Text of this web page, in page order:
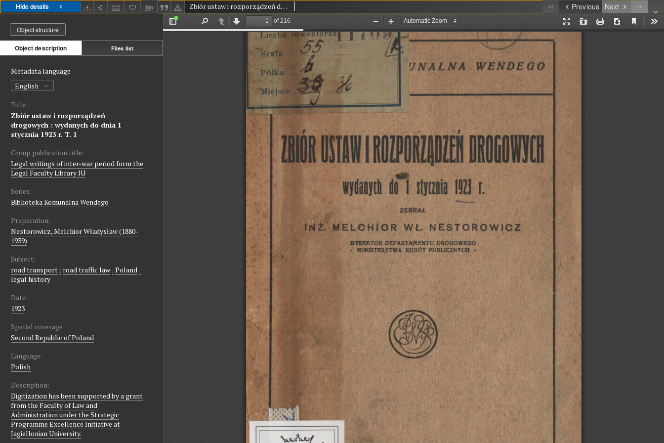
Hide details Zbiór ustaw i rozporządzeń drogowych : wydanych do dnia 1 stycznia 1923 r. T. 1 Previous Next
Object structure
Object description Files list
Metadata language
English
Title:
Zbiór ustaw i rozporządzeń
drogowych : wydanych do dnia 1
stycznia 1923 r. T. 1
Group publication title:
Legal writings of inter-war period form the
Legal Faculty Library JU
Series:
Biblioteka Komunalna Wendego
Preparation:
Nestorowicz, Melchior Władysław (1880-
1939)
Subject:
road transport ; road traffic law ; Poland ;
legal history
Date:
1923
Spatial coverage:
Second Republic of Poland
Language:
Polish
Description:
Digitization has been supported by a grant
from the Faculty of Law and
Administration under the Strategic
Programme Excellence Initiative at
Jagiellonian University.